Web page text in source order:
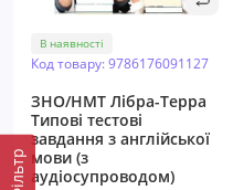
Фільтр
В наявності
Код товару: 9786176091127
ЗНО/НМТ Лібра-Терра
Типові тестові
завдання з англійської
мови (з
аудіосупроводом)